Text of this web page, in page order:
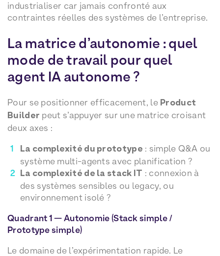
industrialiser car jamais confronté aux
contraintes réelles des systèmes de l’entreprise.
La matrice d’autonomie : quel
mode de travail pour quel
agent IA autonome ?
Pour se positionner efficacement, le Product
Builder peut s’appuyer sur une matrice croisant
deux axes :
La complexité du prototype : simple Q&A ou
système multi-agents avec planification ?
La complexité de la stack IT : connexion à
des systèmes sensibles ou legacy, ou
environnement isolé ?
Quadrant 1 — Autonomie (Stack simple /
Prototype simple)
Le domaine de l’expérimentation rapide. Le